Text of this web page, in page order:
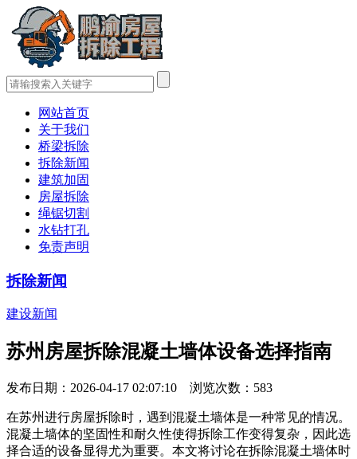
网站首页
关于我们
桥梁拆除
拆除新闻
建筑加固
房屋拆除
绳锯切割
水钻打孔
免责声明
拆除新闻
建设新闻
苏州房屋拆除混凝土墙体设备选择指南
发布日期：2026-04-17 02:07:10 浏览次数： 583
在苏州进行房屋拆除时，遇到混凝土墙体是一种常见的情况。
混凝土墙体的坚固性和耐久性使得拆除工作变得复杂，因此选
择合适的设备显得尤为重要。本文将讨论在拆除混凝土墙体时